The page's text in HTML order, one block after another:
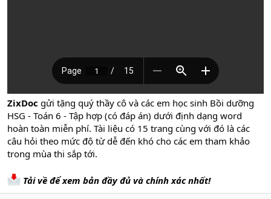
ZixDoc gửi tặng quý thầy cô và các em học sinh Bồi dưỡng
HSG - Toán 6 - Tập hợp (có đáp án) dưới định dạng word
hoàn toàn miễn phí. Tài liệu có 15 trang cùng với đó là các
câu hỏi theo mức độ từ dễ đến khó cho các em tham khảo
trong mùa thi sắp tới.
Tải về để xem bản đầy đủ và chính xác nhất!